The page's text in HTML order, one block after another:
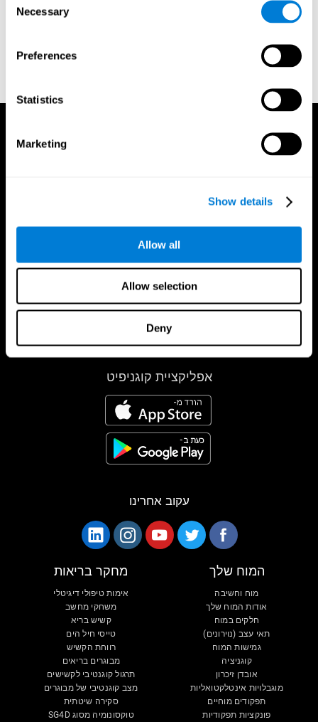
Selection
Necessary
Preferences
Statistics
Marketing
Show details
Allow all
Allow selection
Deny
אפליקציית קוגניפיט
עקוב אחרינו
המוח שלך
מוח וחשיבה
אודות המוח שלך
חלקים במוח
תאי עצב (נוירונים)
גמישות המוח
קוגניציה
אובדן זיכרון
מוגבלויות אינטלקטואליות
תפקודים מוחיים
פונקציות תפקודיות
מחקר בריאות
אימות טיפולי דיגיטלי
משחקי מחשב
קשיש בריא
טייסי חיל הים
רווחת הקשיש
מבוגרים בריאים
תרגול קוגנטיבי לקשישים
מצב קוגנטיבי של מבוגרים
סקירה שיטתית
טוקסונומיה מסוג SG4D